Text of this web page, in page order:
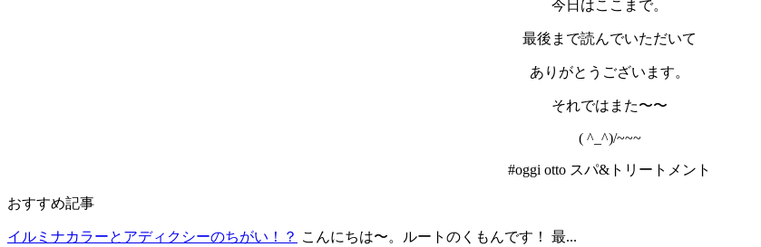
今日はここまで。
最後まで読んでいただいて
ありがとうございます。
それではまた〜〜
( ^_^)/~~~
#oggi otto スパ&トリートメント
おすすめ記事
イルミナカラーとアディクシーのちがい！？ こんにちは〜。ルートのくもんです！ 最...